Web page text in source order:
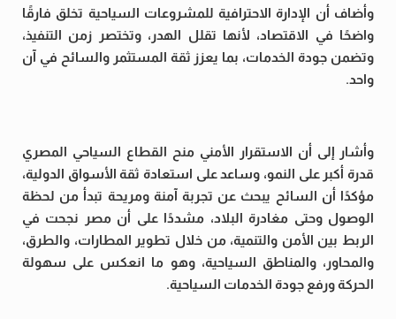
وأضاف أن الإدارة الاحترافية للمشروعات السياحية تخلق فارقًا
واضحًا في الاقتصاد، لأنها تقلل الهدر، وتختصر زمن التنفيذ،
وتضمن جودة الخدمات، بما يعزز ثقة المستثمر والسائح في آن
واحد.
وأشار إلى أن الاستقرار الأمني منح القطاع السياحي المصري
قدرة أكبر على النمو، وساعد على استعادة ثقة الأسواق الدولية،
مؤكدًا أن السائح يبحث عن تجربة آمنة ومريحة تبدأ من لحظة
الوصول وحتى مغادرة البلاد، مشددًا على أن مصر نجحت في
الربط بين الأمن والتنمية، من خلال تطوير المطارات، والطرق،
والمحاور، والمناطق السياحية، وهو ما انعكس على سهولة
الحركة ورفع جودة الخدمات السياحية.